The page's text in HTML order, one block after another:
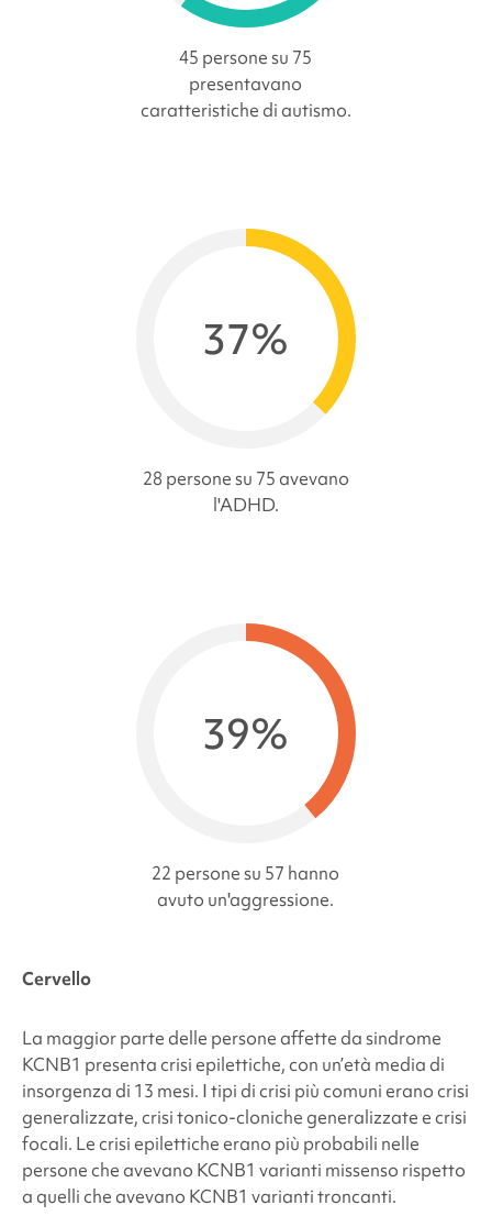
45 persone su 75
presentavano
caratteristiche di autismo.
37%
28 persone su 75 avevano
l'ADHD.
39%
22 persone su 57 hanno
avuto un'aggressione.
Cervello
La maggior parte delle persone affette dasindrome
KCNB1 presenta crisi epilettiche, con un’età media di
insorgenza di 13 mesi. I tipi di crisi più comuni erano crisi
generalizzate, crisi tonico-cloniche generalizzate e crisi
focali. Le crisi epilettiche erano più probabili nelle
persone che avevano KCNB1 varianti missenso rispetto
a quelli che avevano KCNB1 varianti troncanti.